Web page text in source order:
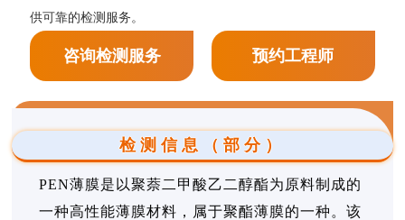
供可靠的检测服务。
咨询检测服务 预约工程师
检测信息（部分）
PEN薄膜是以聚萘二甲酸乙二醇酯为原料制成的
一种高性能薄膜材料，属于聚酯薄膜的一种。该